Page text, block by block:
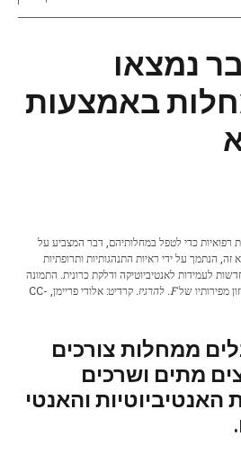
נמצאו
באמצעות
רפואיות כדי לטפל במחלותיהם, דבר המצביע על
הנתמך על ידי ראיות התנהגותיות ותרופתיות
לעמידות לאנטיביוטיקה ודלקת כרונית. התמונה
מפירותיו שלF. להרגיז.
קרדיט: אלודי פריימן, CC-
ממחלות צורכים
מתים ושרכים
האנטיביוטיות והאנטי